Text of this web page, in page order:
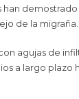
de la migraña.
agujas de
a largo